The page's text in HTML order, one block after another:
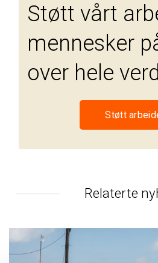
Støtt vårt
mennesker
over hele
Støtt
Relaterte